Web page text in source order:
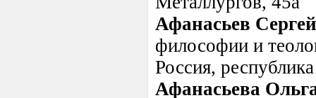
Афанасьев
философии и
Россия,
Афанасьева